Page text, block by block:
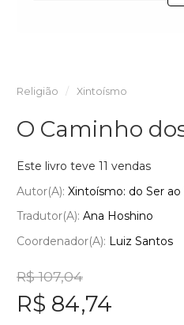
Religião Xintoísmo
O Caminho
Este livro teve 11 vendas
Autor(a): Xintoísmo: do Ser ao
Tradutor(a): Ana Hoshino
Coordenador(a): Luiz Santos
R$ 107,04
R$ 84,74